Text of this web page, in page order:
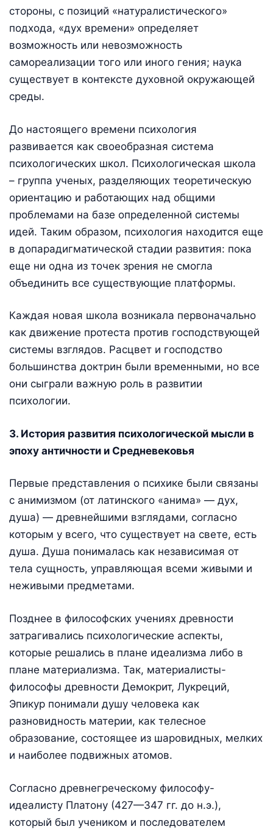
стороны, с позиций «натуралистического»
подхода, «дух времени» определяет
возможность или невозможность
самореализации того или иного гения; наука
существует в контексте духовной окружающей
среды.
До настоящего времени психология
развивается как своеобразная система
психологических школ. Психологическая школа
– группа ученых, разделяющих теоретическую
ориентацию и работающих над общими
проблемами на базе определенной системы
идей. Таким образом, психология находится еще
в допарадигматической стадии развития: пока
еще ни одна из точек зрения не смогла
объединить все существующие платформы.
Каждая новая школа возникала первоначально
как движение протеста против господствующей
системы взглядов. Расцвет и господство
большинства доктрин были временными, но все
они сыграли важную роль в развитии
психологии.
3. История развития психологической мысли в
эпоху античности и Средневековья
Первые представления о психике были связаны
с анимизмом (от латинского «анима» — дух,
душа) — древнейшими взглядами, согласно
которым у всего, что существует на свете, есть
душа. Душа понималась как независимая от
тела сущность, управляющая всеми живыми и
неживыми предметами.
Позднее в философских учениях древности
затрагивались психологические аспекты,
которые решались в плане идеализма либо в
плане материализма. Так, материалисты-
философы древности Демокрит, Лукреций,
Эпикур понимали душу человека как
разновидность материи, как телесное
образование, состоящее из шаровидных, мелких
и наиболее подвижных атомов.
Согласно древнегреческому философу-
идеалисту Платону (427—347 гг. до н.э.),
который был учеником и последователем